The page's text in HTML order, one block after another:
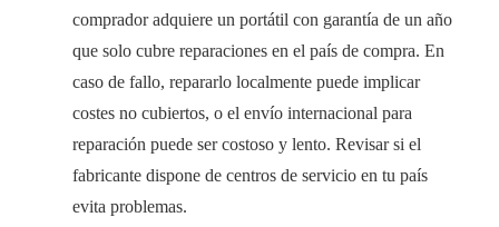
comprador adquiere un portátil con garantía de un año
que solo cubre reparaciones en el país de compra. En
caso de fallo, repararlo localmente puede implicar
costes no cubiertos, o el envío internacional para
reparación puede ser costoso y lento. Revisar si el
fabricante dispone de centros de servicio en tu país
evita problemas.